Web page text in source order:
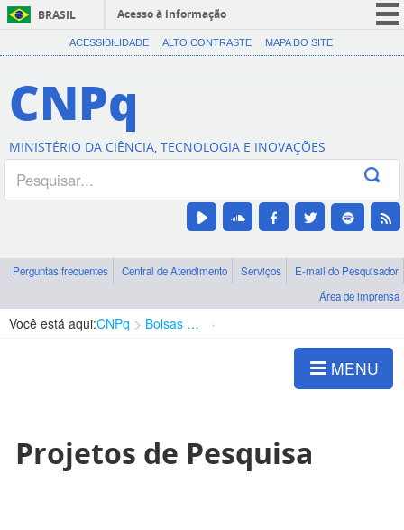
BRASIL
Acesso à informação
CORONAVÍRUS (COVID-19)
Canais
ACESSIBILIDADE ALTO CONTRASTE MAPA DO SITE
CNPq
MINISTÉRIO DA CIÊNCIA, TECNOLOGIA E INOVAÇÕES
Perguntas frequentes Central de Atendimento Serviços
E-mail do Pesquisador
Área de imprensa
Você está aqui:CNPq Bolsas e Auxílios Vigentes
MENU
Projetos de Pesquisa